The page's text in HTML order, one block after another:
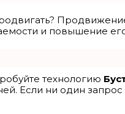
и повышение
технологию
Если ни один запрос